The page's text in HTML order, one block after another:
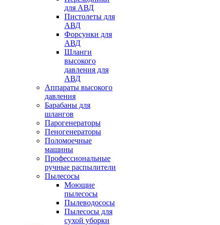
для АВД
Пистолеты для
АВД
Форсунки для
АВД
Шланги
высокого
давления для
АВД
Аппараты высокого
давления
Барабаны для
шлангов
Парогенераторы
Пеногенераторы
Поломоечные
машины
Профессиональные
ручные распылители
Пылесосы
Моющие
пылесосы
Пылеводососы
Пылесосы для
сухой уборки